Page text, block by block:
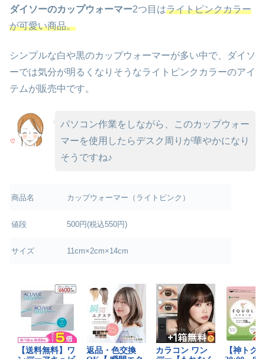
ダイソーのカップウォーマー2つ目はライトピンクカラー
が可愛い商品。
シンプルな白や黒のカップウォーマーが多い中で、ダイソ
ーでは気分が明るくなりそうなライトピンクカラーのアイ
テムが販売中です。
パソコン作業をしながら、このカップウォー
マーを使用したらデスク周りが華やかになり
そうですね♪
商品名 カップウォーマー（ライトピンク）
値段 500円(税込550円)
サイズ 11cm×2cm×14cm